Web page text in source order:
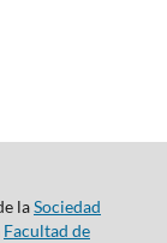
laSociedad
Facultad de